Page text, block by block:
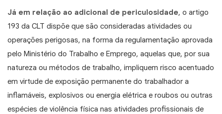
Já em relação ao adicional de periculosidade, o artigo
193 da CLT dispõe que são consideradas atividades ou
operações perigosas, na forma da regulamentação aprovada
pelo Ministério do Trabalho e Emprego, aquelas que, por sua
natureza ou métodos de trabalho, impliquem risco acentuado
em virtude de exposição permanente do trabalhador a
inflamáveis, explosivos ou energia elétrica e roubos ou outras
espécies de violência física nas atividades profissionais de